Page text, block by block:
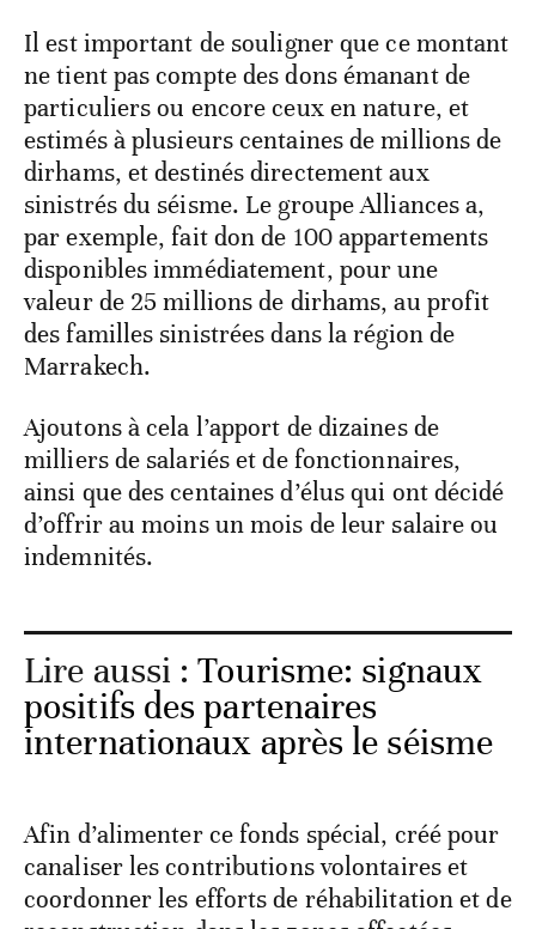
Il est important de souligner que ce montant
ne tient pas compte des dons émanant de
particuliers ou encore ceux en nature, et
estimés à plusieurs centaines de millions de
dirhams, et destinés directement aux
sinistrés du séisme. Le groupe Alliances a,
par exemple, fait don de 100 appartements
disponibles immédiatement, pour une
valeur de 25 millions de dirhams, au profit
des familles sinistrées dans la région de
Marrakech.
Ajoutons à cela l’apport de dizaines de
milliers de salariés et de fonctionnaires,
ainsi que des centaines d’élus qui ont décidé
d’offrir au moins un mois de leur salaire ou
indemnités.
Lire aussi :Tourisme: signaux
positifs des partenaires
internationaux après le séisme
Afin d’alimenter ce fonds spécial, créé pour
canaliser les contributions volontaires et
coordonner les efforts de réhabilitation et de